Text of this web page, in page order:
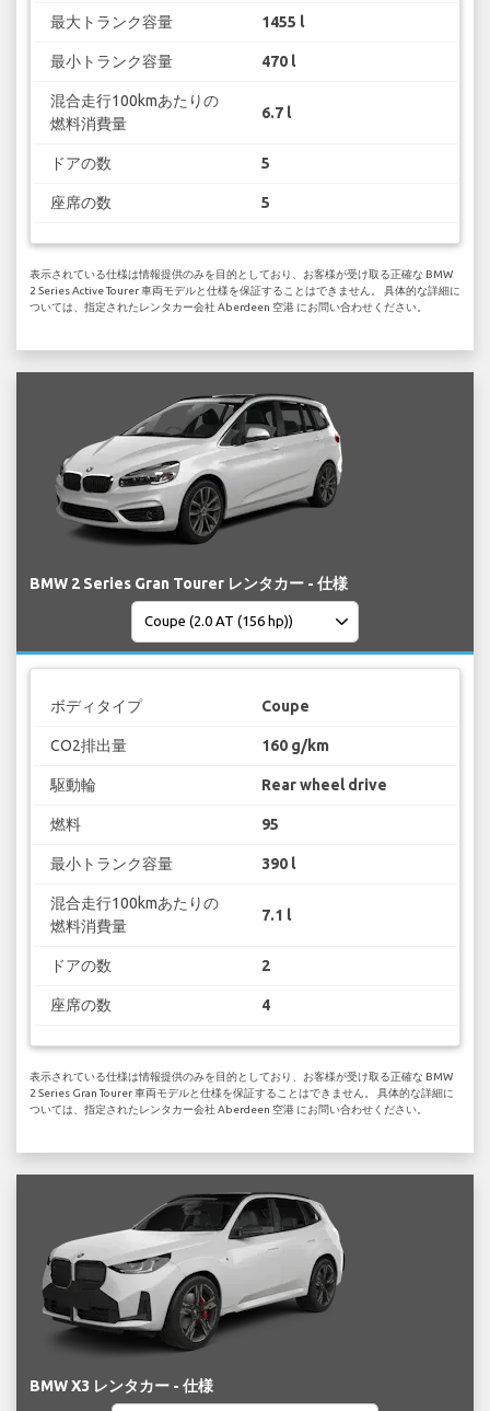
最大トランク容量 1455 l
最小トランク容量 470 l
混合走行100kmあたりの
燃料消費量
6.7 l
ドアの数 5
座席の数 5
表示されている仕様は情報提供のみを目的としており、お客様が受け取る正確な BMW
2 Series Active Tourer 車両モデルと仕様を保証することはできません。 具体的な詳細に
ついては、指定されたレンタカー会社 Aberdeen 空港 にお問い合わせください。
BMW 2 Series Gran Tourer レンタカー - 仕様
ボディタイプ Coupe
CO2排出量 160 g/km
駆動輪 Rear wheel drive
燃料 95
最小トランク容量 390 l
混合走行100kmあたりの
燃料消費量
7.1 l
ドアの数 2
座席の数 4
表示されている仕様は情報提供のみを目的としており、お客様が受け取る正確な BMW
2 Series Gran Tourer 車両モデルと仕様を保証することはできません。 具体的な詳細に
ついては、指定されたレンタカー会社 Aberdeen 空港 にお問い合わせください。
BMW X3 レンタカー - 仕様